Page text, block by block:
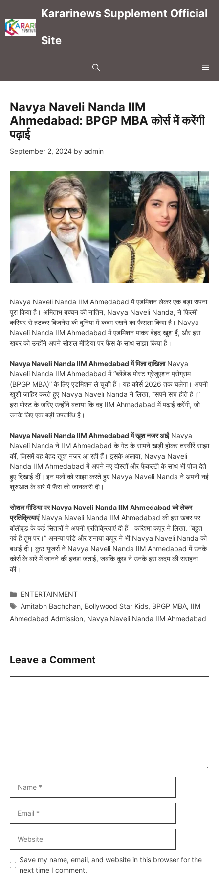
content
Kararinews Supplement Official
Site
Navya Naveli Nanda IIM
Ahmedabad: BPGP MBA कोर्स में करेंगी
पढ़ाई
September 2, 2024 by admin
Navya Naveli Nanda IIM Ahmedabad में एडमिशन लेकर एक बड़ा सपना
पूरा किया है। अमिताभ बच्चन की नातिन, Navya Naveli Nanda, ने फिल्मी
करियर से हटकर बिजनेस की दुनिया में कदम रखने का फैसला किया है। Navya
Naveli Nanda IIM Ahmedabad में एडमिशन पाकर बेहद खुश हैं, और इस
खबर को उन्होंने अपने सोशल मीडिया पर फैंस के साथ साझा किया है।
Navya Naveli Nanda IIM Ahmedabad में मिला दाखिलाNavya
Naveli Nanda IIM Ahmedabad में “ब्लेंडेड पोस्ट ग्रेजुएशन प्रोग्राम
(BPGP MBA)” के लिए एडमिशन ले चुकी हैं। यह कोर्स 2026 तक चलेगा। अपनी
खुशी जाहिर करते हुए Navya Naveli Nanda ने लिखा, “सपने सच होते हैं।”
इस पोस्ट के जरिए उन्होंने बताया कि वह IIM Ahmedabad में पढ़ाई करेंगी, जो
उनके लिए एक बड़ी उपलब्धि है।
Navya Naveli Nanda IIM Ahmedabad में खुश नजर आईंNavya
Naveli Nanda ने IIM Ahmedabad के गेट के सामने खड़ी होकर तस्वीरें साझा
कीं, जिसमें वह बेहद खुश नजर आ रही हैं। इसके अलावा, Navya Naveli
Nanda IIM Ahmedabad में अपने नए दोस्तों और फैकल्टी के साथ भी पोज देते
हुए दिखाई दीं। इन पलों को साझा करते हुए Navya Naveli Nanda ने अपनी नई
शुरुआत के बारे में फैंस को जानकारी दी।
सोशल मीडिया पर Navya Naveli Nanda IIM Ahmedabad को लेकर
प्रतिक्रियाएंNavya Naveli Nanda IIM Ahmedabad की इस खबर पर
बॉलीवुड के कई सितारों ने अपनी प्रतिक्रियाएं दी हैं। करिश्मा कपूर ने लिखा, “बहुत
गर्व है तुम पर।” अनन्या पांडे और शनाया कपूर ने भी Navya Naveli Nanda को
बधाई दी। कुछ यूजर्स ने Navya Naveli Nanda IIM Ahmedabad में उनके
कोर्स के बारे में जानने की इच्छा जताई, जबकि कुछ ने उनके इस कदम की सराहना
की।
Categories
ENTERTAINMENT
Tags
Amitabh Bachchan, Bollywood Star Kids, BPGP MBA, IIM
Ahmedabad Admission, Navya Naveli Nanda IIM Ahmedabad
Leave a Comment
Save my name, email, and website in this browser for the
next time I comment.